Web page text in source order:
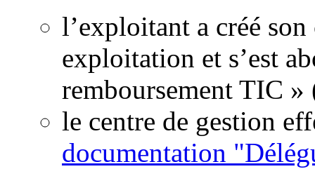
l’exploitant a créé son
exploitation et s’est
remboursement TIC »
le centre de gestion
documentation